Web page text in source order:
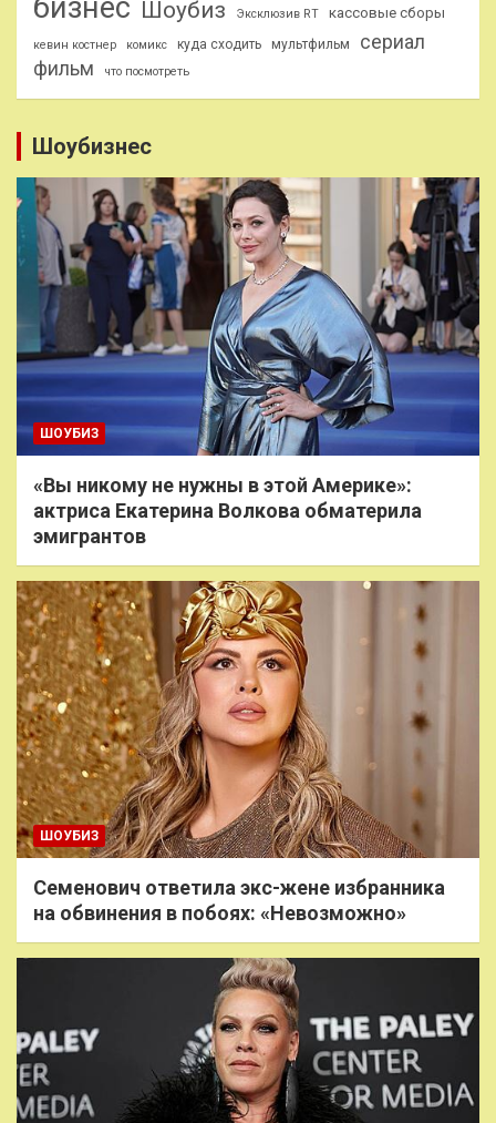
бизнес Шоубиз Эксклюзив RT кассовые сборы
кевин костнер комикс куда сходить мультфильм
сериал
фильм
что посмотреть
Шоубизнес
ШОУБИЗ
«Вы никому не нужны в этой Америке»:
актриса Екатерина Волкова обматерила
эмигрантов
ШОУБИЗ
Семенович ответила экс-жене избранника
на обвинения в побоях: «Невозможно»